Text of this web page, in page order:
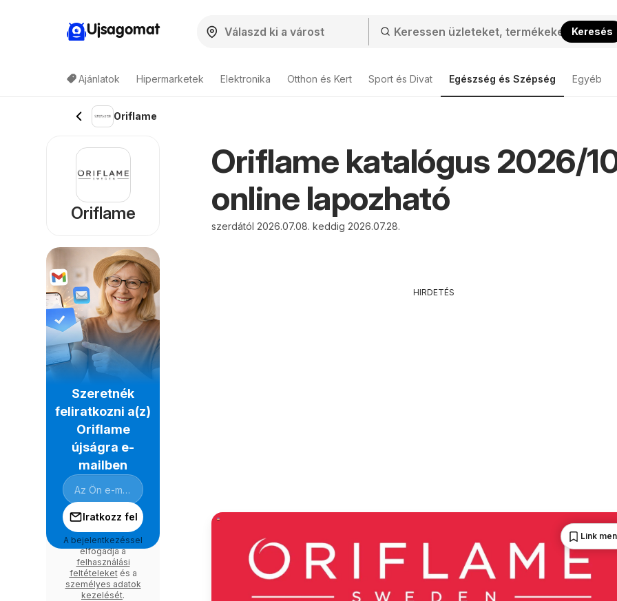
Ujsagomat Keresés
Ajánlatok Hipermarketek Elektronika Otthon és Kert Sport és Divat Egészség és Szépség Egyéb
Oriflame
Oriflame katalógus 2026/
online lapozható
szerdától 2026.07.08. keddig 2026.07.28.
HIRDETÉS
Link
Oriflame
Szeretnék
feliratkozni a(z)
Oriflame
újságra e-
mailben
Iratkozz fel
A bejelentkezéssel
elfogadja a
felhasználási
feltételeketés a
személyes adatok
kezelését.